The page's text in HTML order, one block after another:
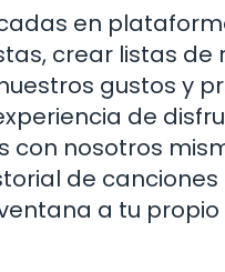
en
crear listas de
gustos y
de
con nosotros
de
a tu